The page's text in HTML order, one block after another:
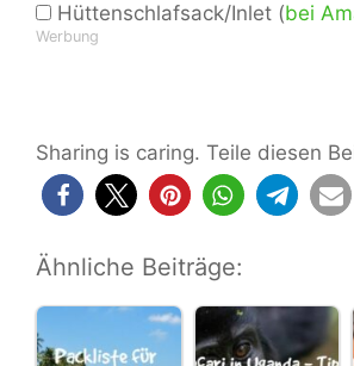
Hüttenschlafsack/Inlet (bei
Werbung
Sharing is caring. Teile diesen
Ähnliche Beiträge: